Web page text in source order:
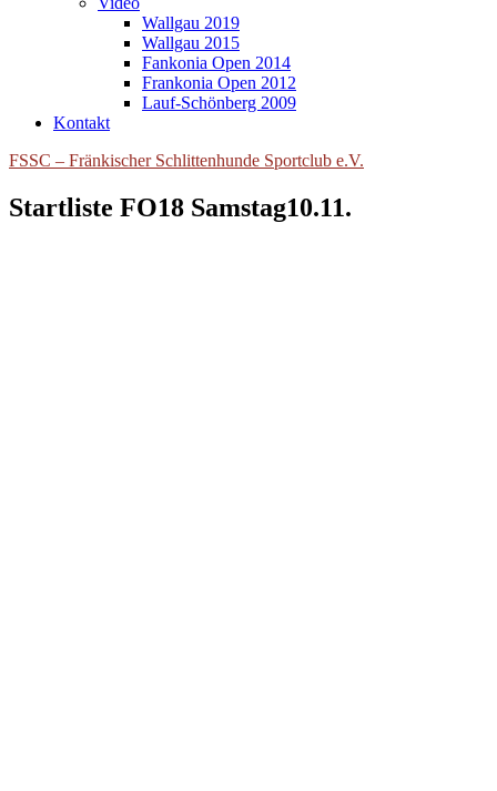
Wallgau 2019
Wallgau 2015
Fankonia Open 2014
Frankonia Open 2012
Lauf-Schönberg 2009
Kontakt
FSSC – Fränkischer Schlittenhunde Sportclub e.V.
Startliste FO18 Samstag10.11.